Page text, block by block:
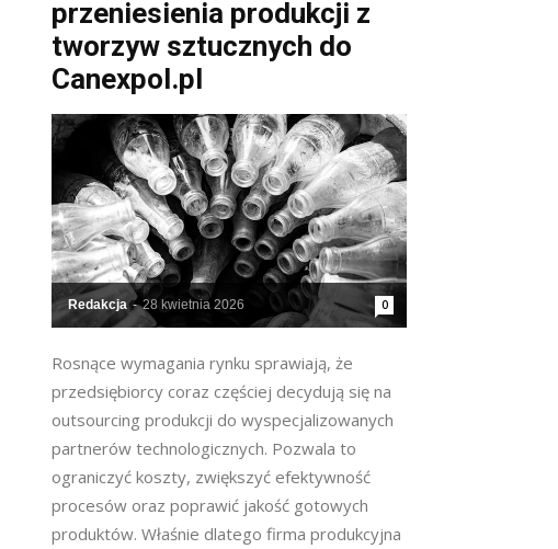
przeniesienia produkcji z
tworzyw sztucznych do
Canexpol.pl
Redakcja - 28 kwietnia 2026 0
Rosnące wymagania rynku sprawiają, że
przedsiębiorcy coraz częściej decydują się na
outsourcing produkcji do wyspecjalizowanych
partnerów technologicznych. Pozwala to
ograniczyć koszty, zwiększyć efektywność
procesów oraz poprawić jakość gotowych
produktów. Właśnie dlatego firma produkcyjna